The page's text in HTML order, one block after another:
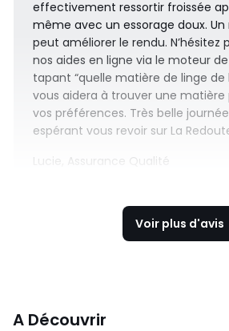
effectivement ressortir froissée
même avec un essorage doux. Un
peut améliorer le rendu. N’hésitez
nos aides en ligne via le moteur
tapant “quelle matière de linge de
vous aidera à trouver une matière
vos préférences. Très belle
espérant vous revoir sur La
Lucie, Assurance Qualité
Voir plus d'avis
A Découvrir